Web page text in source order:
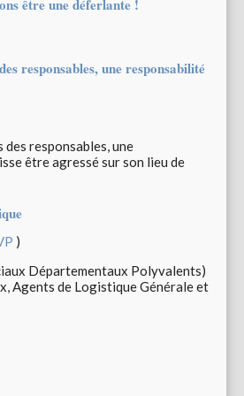
être une déferlante !
responsables, une responsabilité
responsables, une
être agressé sur son lieu de
)
Départementaux Polyvalents)
Agents de Logistique Générale et